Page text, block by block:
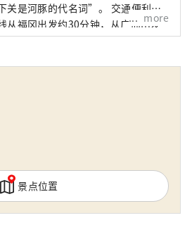
关是河豚的代名词”。 交通便利，
从福冈出发约30分钟，从广岛出发
不仅有美丽的风景，还有美食🍣、
more
景点位置